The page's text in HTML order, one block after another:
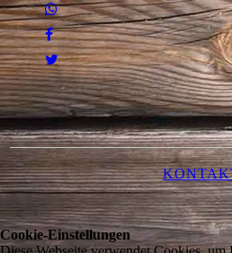
Cookie-Einstellungen